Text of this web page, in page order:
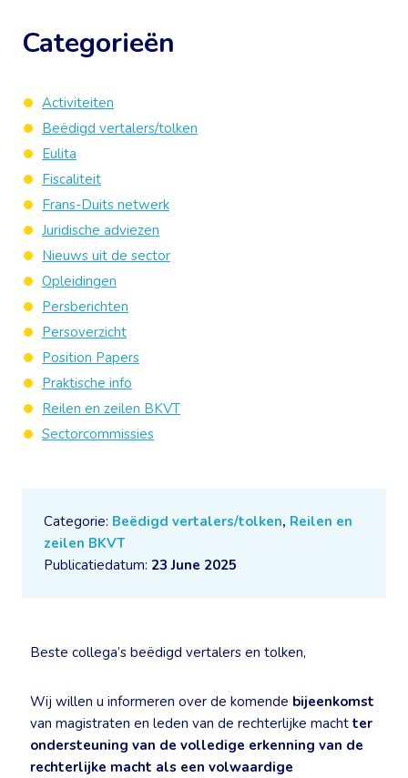
Categorie: Beëdigd vertalers/tolken, Reilen en
zeilen BKVT
Publicatiedatum: 23 June 2025
Beste collega’s beëdigd vertalers en tolken,
Wij willen u informeren over de komende bijeenkomst
van magistraten en leden van de rechterlijke macht ter
ondersteuning van de volledige erkenning van de
rechterlijke macht als een volwaardige
Categorieën
Activiteiten
Beëdigd vertalers/tolken
Eulita
Fiscaliteit
Frans-Duits netwerk
Juridische adviezen
Nieuws uit de sector
Opleidingen
Persberichten
Persoverzicht
Position Papers
Praktische info
Reilen en zeilen BKVT
Sectorcommissies